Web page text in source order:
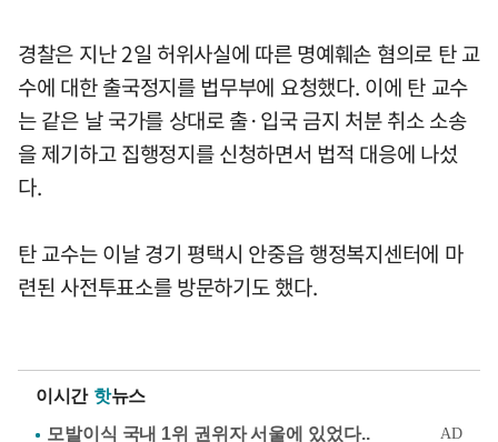
경찰은 지난 2일 허위사실에 따른 명예훼손 혐의로 탄 교
수에 대한 출국정지를 법무부에 요청했다. 이에 탄 교수
는 같은 날 국가를 상대로 출·입국 금지 처분 취소 소송
을 제기하고 집행정지를 신청하면서 법적 대응에 나섰
다.
탄 교수는 이날 경기 평택시 안중읍 행정복지센터에 마
련된 사전투표소를 방문하기도 했다.
이시간 핫뉴스